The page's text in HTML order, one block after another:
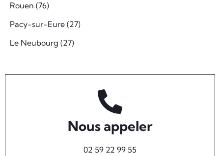
Rouen (76)
Pacy-sur-Eure (27)
Le Neubourg (27)
Nous appeler
02 59 22 99 55